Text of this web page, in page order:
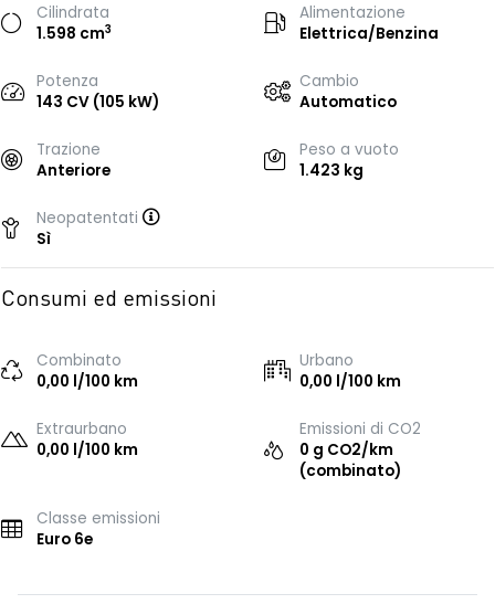
Cilindrata
1.598 cm3
Alimentazione
Elettrica/Benzina
Potenza
143 CV (105 kW)
Cambio
Automatico
Trazione
Anteriore
Peso a vuoto
1.423 kg
Neopatentati
Sì
Consumi ed emissioni
Combinato
0,00 l/100 km
Urbano
0,00 l/100 km
Extraurbano
0,00 l/100 km
Emissioni di CO2
0 g CO2/km
(combinato)
Classe emissioni
Euro 6e